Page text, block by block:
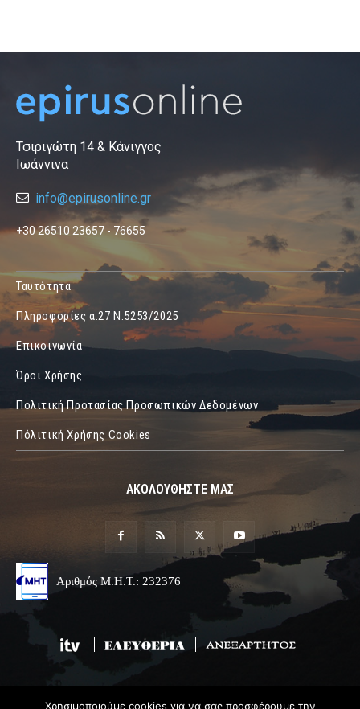
Τσιριγώτη 14 & Κάνιγγος
Ιωάννινα
info@epirusonline.gr
+30 26510 23657 - 76655
Ταυτότητα
Πληροφορίες α.27 Ν.5253/2025
Επικοινωνία
Όροι Χρήσης
Πολιτική Προτασίας Προσωπικών Δεδομένων
Πόλιτική Χρήσης Cookies
ΑΚΟΛΟΥΘΗΣΤΕ ΜΑΣ
Αριθμός Μ.Η.Τ.: 232376
Χρησιμοποιούμε cookies για να σας προσφέρουμε την